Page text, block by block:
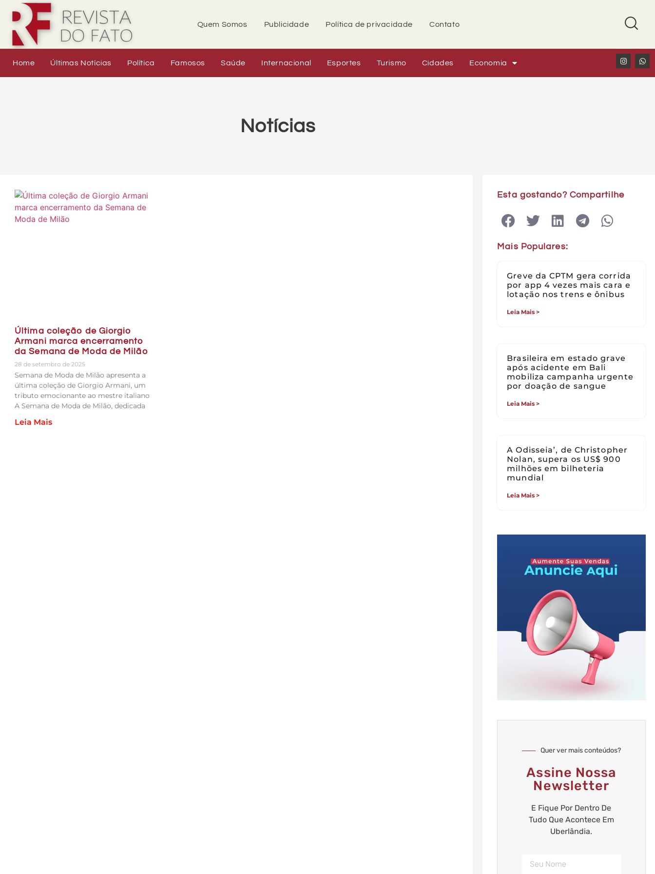
Quem Somos Publicidade Política de privacidade Contato
Home Últimas Notícias Política Famosos Saúde Internacional Esportes Turismo Cidades Economia
Notícias
Última coleção de Giorgio
Armani marca encerramento
da Semana de Moda de Milão
28 de setembro de 2025
Semana de Moda de Milão apresenta a
última coleção de Giorgio Armani, um
tributo emocionante ao mestre italiano
A Semana de Moda de Milão, dedicada
Leia Mais
Esta gostando? Compartilhe
Mais Populares:
Greve da CPTM gera corrida
por app 4 vezes mais cara e
lotação nos trens e ônibus
Leia Mais >
Brasileira em estado grave
após acidente em Bali
mobiliza campanha urgente
por doação de sangue
Leia Mais >
A Odisseia’, de Christopher
Nolan, supera os US$ 900
milhões em bilheteria
mundial
Leia Mais >
Quer ver mais conteúdos?
Assine Nossa
Newsletter
E Fique Por Dentro De
Tudo Que Acontece Em
Uberlândia.